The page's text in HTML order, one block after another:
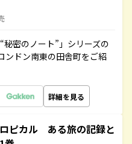
密のノート”」シリーズの
ンドン南東の田舎町をご紹
詳細を見る
ピカル ある旅の記録と